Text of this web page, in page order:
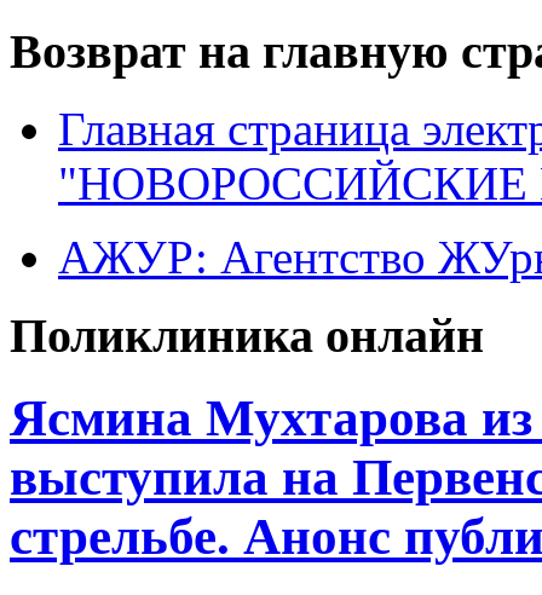
Возврат на главную
Главная страница
"НОВОРОССИЙСКИЕ
АЖУР: Агентство
Поликлиника онлайн
Ясмина Мухтарова
выступила на
стрельбе. Анонс